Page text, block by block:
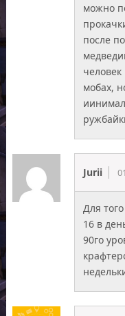
можно
после
мобах,
Jurii
Для
16 в
90го